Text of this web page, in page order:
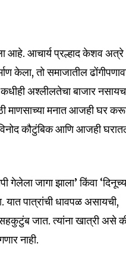
आहे. आचार्य प्रल्हाद केशव अत्रे
केला, तो समाजातील
अश्लीलतेचा बाजार
माणसाच्या मनात आजही घर
कौटुंबिक आणि आजही
गेलेला जागा झाला’ किंवा
यात पात्रांची धावपळ असायची,
जात. त्यांना खात्री असे
नाही.